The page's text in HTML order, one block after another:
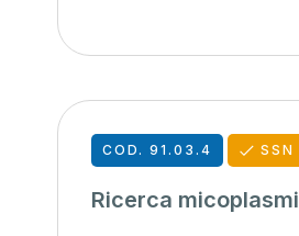
COD. 91.03.4 SSN
Ricerca micoplasmi